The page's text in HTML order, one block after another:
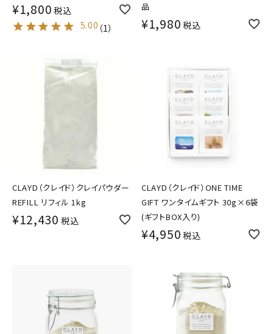
¥1,800 税込
5.00 （1）
品
¥1,980 税込
CLAYD（クレイド）クレイパウダー
REFILL リフィル 1kg
¥12,430 税込
CLAYD（クレイド）ONE TIME
GIFT ワンタイムギフト 30g×6袋
(ギフトBOX入り)
¥4,950 税込